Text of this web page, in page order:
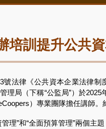
培訓提升公共
法律《公共資本企業法律制
理局（下稱“公監局”）於
）專業團隊擔任講師
”和“全面預算管理”兩個主